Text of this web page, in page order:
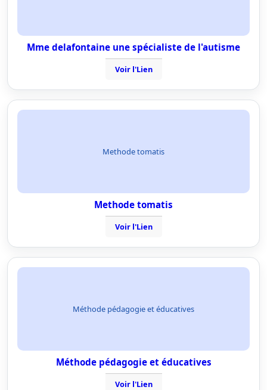
Mme delafontaine une spécialiste de l'autisme
Voir l'Lien
Methode tomatis
Methode tomatis
Voir l'Lien
Méthode pédagogie et éducatives
Méthode pédagogie et éducatives
Voir l'Lien